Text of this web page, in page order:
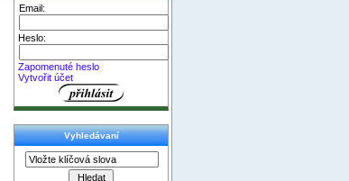
Email:
Heslo:
Zapomenuté heslo
Vytvořit účet
Vyhledávaní